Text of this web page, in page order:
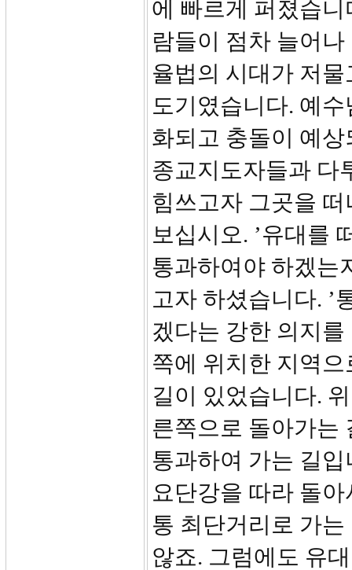
에 빠르게 퍼졌습
람들이 점차 늘어
율법의 시대가 저
도기였습니다. 예
화되고 충돌이 예
종교지도자들과 다
힘쓰고자 그곳을
보십시오. ’유대를
통과하여야 하겠는
고자 하셨습니다. ’
겠다는 강한 의지
쪽에 위치한 지역
길이 있었습니다.
른쪽으로 돌아가는
통과하여 가는 길
요단강을 따라 돌
통 최단거리로 가
않죠. 그럼에도 유